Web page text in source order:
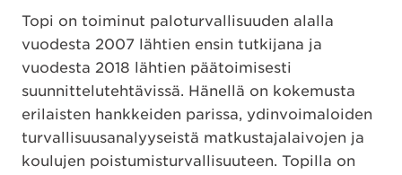
Topi on toiminut paloturvallisuuden alalla
vuodesta 2007 lähtien ensin tutkijana ja
vuodesta 2018 lähtien päätoimisesti
suunnittelutehtävissä. Hänellä on kokemusta
erilaisten hankkeiden parissa, ydinvoimaloiden
turvallisuusanalyyseistä matkustajalaivojen ja
koulujen poistumisturvallisuuteen. Topilla on